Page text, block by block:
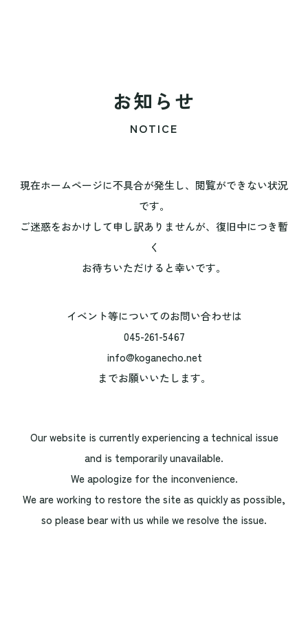
お知らせ
NOTICE
現在ホームページに不具合が発生し、閲覧ができない状況
です。
ご迷惑をおかけして申し訳ありませんが、復旧中につき暫
く
お待ちいただけると幸いです。
イベント等についてのお問い合わせは
045-261-5467
info@koganecho.net
までお願いいたします。
Our website is currently experiencing a technical issue
and is temporarily unavailable.
We apologize for the inconvenience.
We are working to restore the site as quickly as possible,
so please bear with us while we resolve the issue.